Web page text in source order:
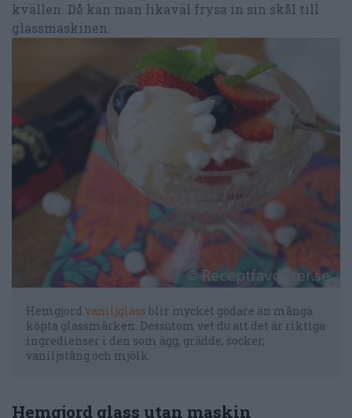
kvällen. Då kan man likaväl frysa in sin skål till
glassmaskinen.
Hemgjord vaniljglass blir mycket godare än många
köpta glassmärken. Dessutom vet du att det är riktiga
ingredienser i den som ägg, grädde, socker,
vaniljstång och mjölk.
Hemgjord glass utan maskin